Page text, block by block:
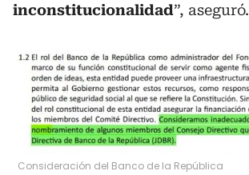
inconstitucionalidad”, aseguró.
Consideración del Banco de la República